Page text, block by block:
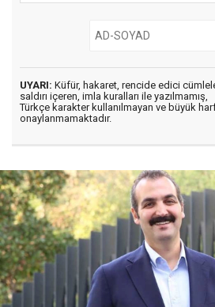
UYARI: Küfür, hakaret, rencide edici
saldırı içeren, imla kuralları ile yazılmamış,
Türkçe karakter kullanılmayan ve büyük
onaylanmamaktadır.